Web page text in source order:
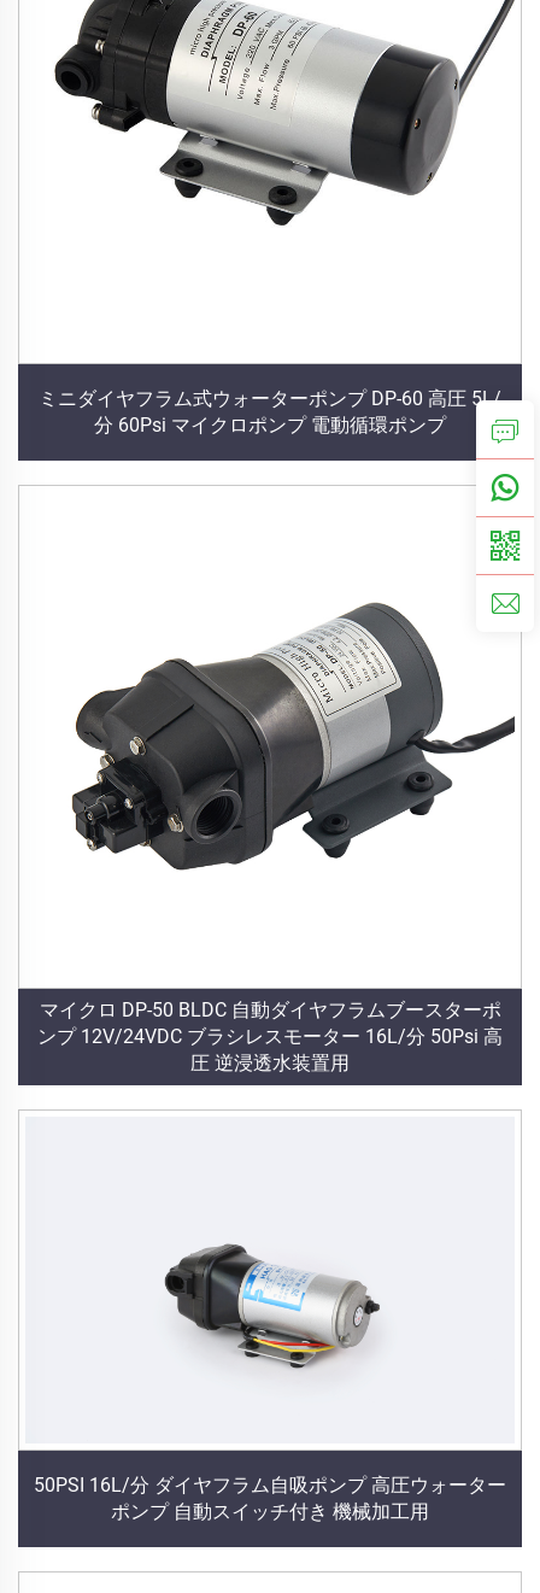
ミニダイヤフラム式ウォーターポンプ DP-60 高圧 5L/
分 60Psi マイクロポンプ 電動循環ポンプ
マイクロ DP-50 BLDC 自動ダイヤフラムブースターポ
ンプ 12V/24VDC ブラシレスモーター 16L/分 50Psi 高
圧 逆浸透水装置用
50PSI 16L/分 ダイヤフラム自吸ポンプ 高圧ウォーター
ポンプ 自動スイッチ付き 機械加工用